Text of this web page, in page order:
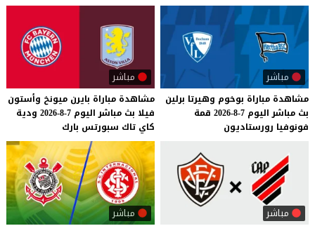
مباشر
مشاهدة مباراة بوخوم وهيرتا برلين
بث مباشر اليوم 7-8-2026
قمة
فونوفيا رورستاديون
مباشر
مشاهدة مباراة بايرن ميونخ وأستون
فيلا بث مباشر اليوم 7-8-2026
ودية
كاي تاك سبورتس بارك
مباشر مباشر